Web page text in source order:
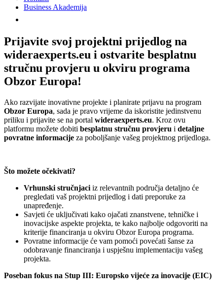
Business Akademija
Prijavite svoj projektni prijedlog na
wideraexperts.eu i ostvarite besplatnu
stručnu provjeru u okviru programa
Obzor Europa!
Ako razvijate inovativne projekte i planirate prijavu na program
Obzor Europa, sada je pravo vrijeme da iskoristite jedinstvenu
priliku i prijavite se na portal wideraexperts.eu. Kroz ovu
platformu možete dobiti besplatnu stručnu provjeru i detaljne
povratne informacije za poboljšanje vašeg projektnog prijedloga.
Što možete očekivati?
Vrhunski stručnjaci iz relevantnih područja detaljno će
pregledati vaš projektni prijedlog i dati preporuke za
unapređenje.
Savjeti će uključivati kako ojačati znanstvene, tehničke i
inovacijske aspekte projekta, te kako najbolje odgovoriti na
kriterije financiranja u okviru Obzor Europa programa.
Povratne informacije će vam pomoći povećati šanse za
odobravanje financiranja i uspješnu implementaciju vašeg
projekta.
Poseban fokus na Stup III: Europsko vijeće za inovacije (EIC)